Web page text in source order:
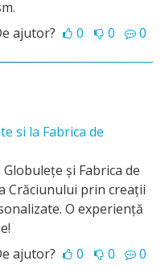
ajutor? 0 0 0
si la Fabrica de
și Fabrica de
Crăciunului prin creații
O experiență
ajutor? 0 0 0